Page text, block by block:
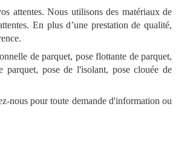
attentes. Nous utilisons des matériaux de
En plus d’une prestation de qualité,
de parquet, pose flottante de parquet,
pose de l'isolant, pose clouée de
nous pour toute demande d'information ou